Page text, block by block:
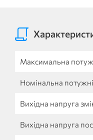
Максимальна
Номінальна
Вихідна напруга
Вихідна напруга